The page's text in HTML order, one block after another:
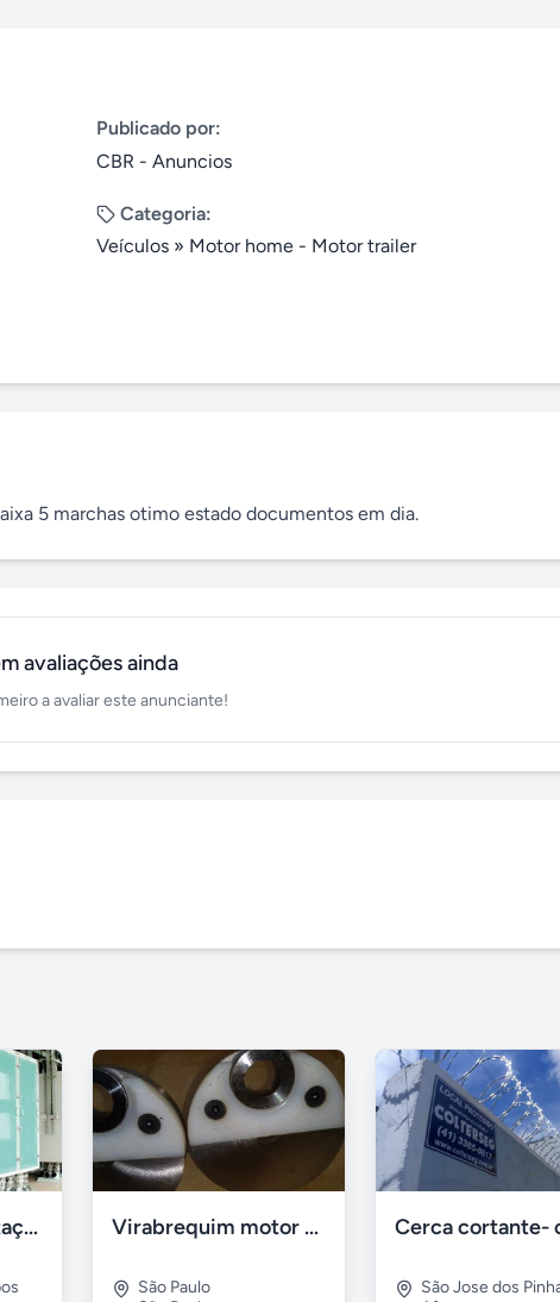
Publicado por:
CBR - Anuncios
Categoria:
Veículos » Motor home - Motor trailer
5 marchas otimo estado documentos em dia.
avaliações ainda
a avaliar este anunciante!
Hastes de sustentação para Plansichters Virabrequim motor de kart - MRA1
São Paulo
São Jose dos